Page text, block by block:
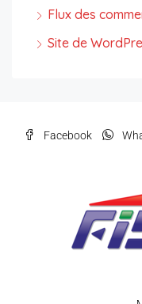
Flux des
Site de
Facebook